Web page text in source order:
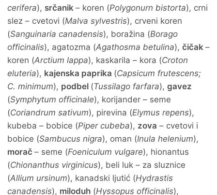
cerifera), srčanik – koren (Polygonurn bistorta), crni
slez – cvetovi (Malva sylvestris), crveni koren
(Sanguinaria canadensis), boražina (Borago
officinalis), agatozma (Agathosma betulina), čičak –
koren (Arctium lappa), kaskarila – kora (Croton
eluteria), kajenska paprika (Capsicum frutescens;
C. minimum), podbel (Tussilago farfara), gavez
(Symphytum officinale), korijander – seme
(Coriandrum sativum), pirevina (Elymus repens),
kubeba – bobice (Piper cubeba), zova – cvetovi i
bobice (Sambucus nigra), oman (Inula helenium),
morač – seme (Foeniculum vulgare), hionantus
(Chionanthus virginicus), beli luk – za sluznice
(Allium ursinum), kanadski ljutić (Hydrastis
canadensis), miloduh (Hyssopus officinalis),